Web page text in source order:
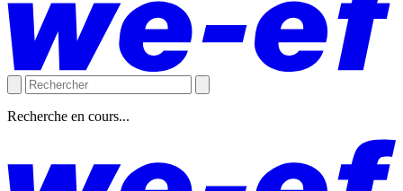
Recherche en cours...